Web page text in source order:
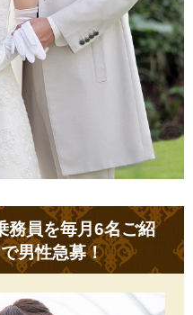
務員を毎月6名ご紹
男性急募！